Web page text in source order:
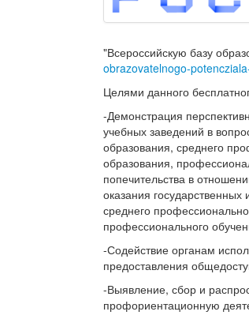
"Всероссийскую базу
obrazovatelnogo-
Целями данного
-Демонстрация
учебных заведений в
образования, среднего
образования,
попечительства в
оказания
среднего
профессионального
-Содействие органам
предоставления
-Выявление, сбор и
профориентационную